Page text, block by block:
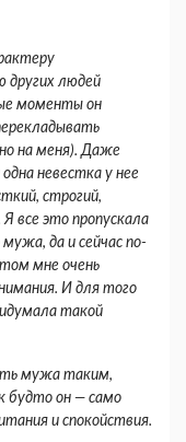
других людей
моменты он
на меня). Даже
невестка у нее
строгий,
все это пропускала
да и сейчас по-
мне очень
И для того
такой
мужа таким,
будто он — само
и спокойствия.